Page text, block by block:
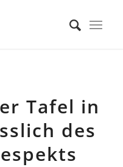
Tafel in
des